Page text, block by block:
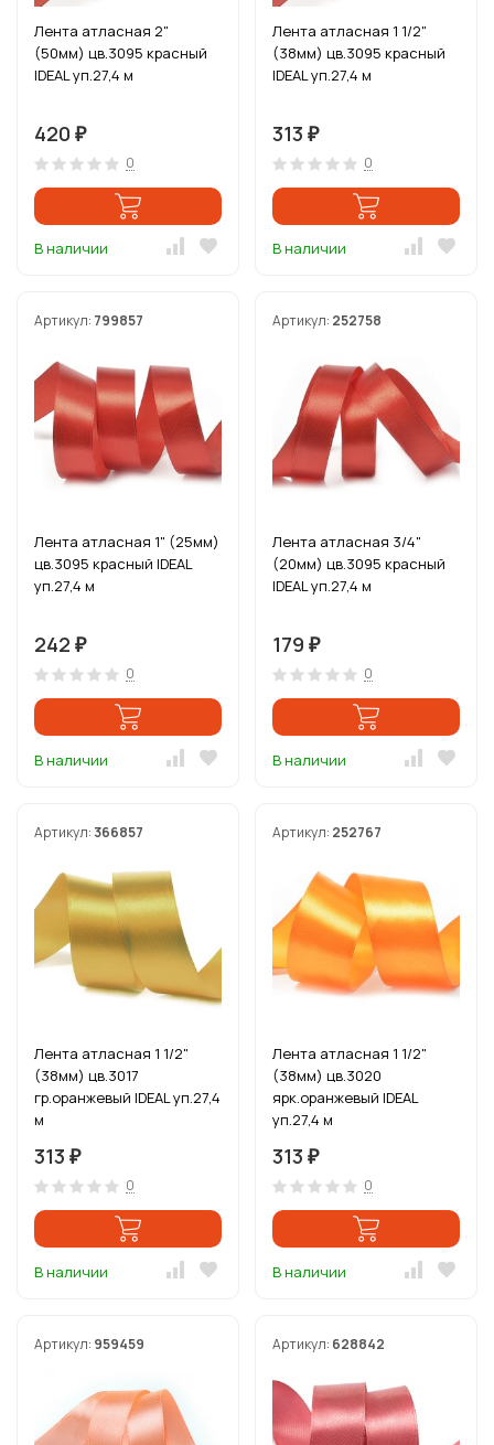
Лента атласная 2"
(50мм) цв.3095 красный
IDEAL уп.27,4 м
420 ₽
0
В наличии
Лента атласная 1 1/2"
(38мм) цв.3095 красный
IDEAL уп.27,4 м
313 ₽
0
В наличии
Артикул: 799857
Лента атласная 1" (25мм)
цв.3095 красный IDEAL
уп.27,4 м
242 ₽
0
В наличии
Артикул: 252758
Лента атласная 3/4"
(20мм) цв.3095 красный
IDEAL уп.27,4 м
179 ₽
0
В наличии
Артикул: 366857
Лента атласная 1 1/2"
(38мм) цв.3017
гр.оранжевый IDEAL уп.27,4
м
313 ₽
0
В наличии
Артикул: 252767
Лента атласная 1 1/2"
(38мм) цв.3020
ярк.оранжевый IDEAL
уп.27,4 м
313 ₽
0
В наличии
Артикул: 959459 Артикул: 628842